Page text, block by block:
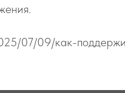
07/09/как-